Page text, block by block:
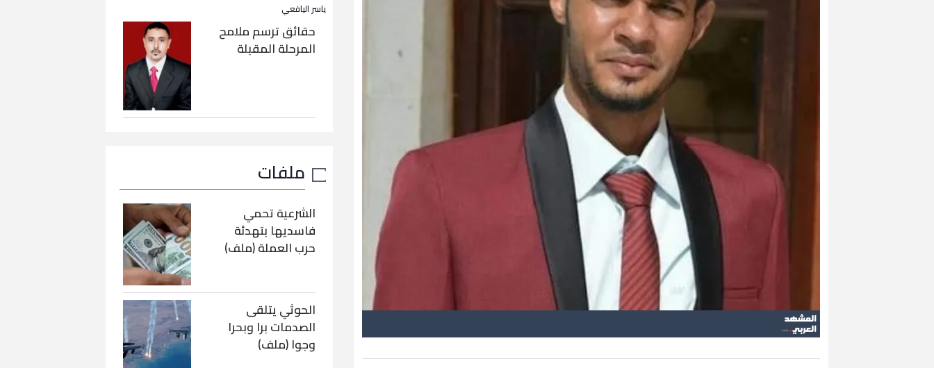
ياسر اليافعي
حقائق ترسم ملامح
المرحلة المقبلة
ملفات
الشرعية تحمي
فاسديها بتهدئة
حرب العملة (ملف)
الحوثي يتلقى
الصدمات برا وبحرا
وجوا (ملف)